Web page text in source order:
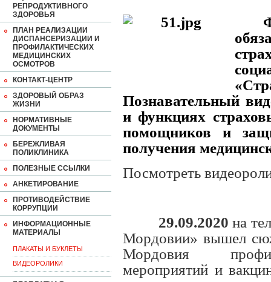
РЕПРОДУКТИВНОГО
ЗДОРОВЬЯ
ПЛАН РЕАЛИЗАЦИИ
ДИСПАНСЕРИЗАЦИИ И
ПРОФИЛАКТИЧЕСКИХ
МЕДИЦИНСКИХ
ОСМОТРОВ
КОНТАКТ-ЦЕНТР
ЗДОРОВЫЙ ОБРАЗ
ЖИЗНИ
НОРМАТИВНЫЕ
ДОКУМЕНТЫ
БЕРЕЖЛИВАЯ
ПОЛИКЛИНИКА
ПОЛЕЗНЫЕ ССЫЛКИ
АНКЕТИРОВАНИЕ
ПРОТИВОДЕЙСТВИЕ
КОРРУПЦИИ
ИНФОРМАЦИОННЫЕ
МАТЕРИАЛЫ
ПЛАКАТЫ И БУКЛЕТЫ
ВИДЕОРОЛИКИ
Познавательный
и функциях
помощников и
получения
Посмотреть
29.09.2020 на
Мордовии» вышел
Мордовия
мероприятий и